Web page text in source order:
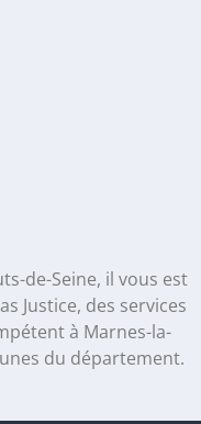
de-Seine, il vous est
Justice, des services
à Marnes-la-
du département.